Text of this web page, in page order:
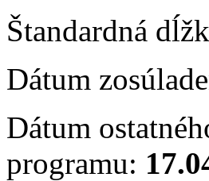
Štandardná
Dátum
Dátum
programu: